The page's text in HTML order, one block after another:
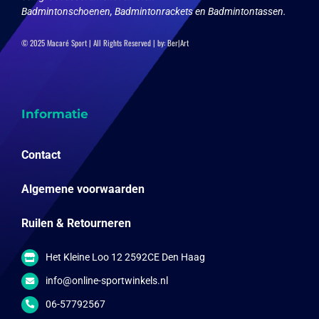
Badmintonschoenen, Badmintonrackets en Badmintontassen.
© 2025 Macaré Sport | All Rights Reserved | by:Ber|Art
Informatie
Contact
Algemene voorwaarden
Ruilen & Retourneren
Het Kleine Loo 12 2592CE Den Haag
info@online-sportwinkels.nl
06-57792567